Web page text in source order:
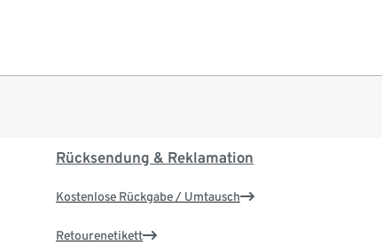
Rücksendung & Reklamation
Kostenlose Rückgabe / Umtausch
Retourenetikett